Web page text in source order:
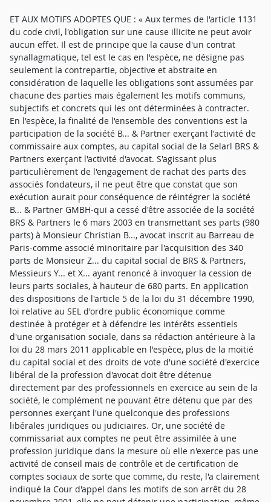
ET AUX MOTIFS ADOPTES QUE : « Aux termes de l'article 1131
du code civil, l'obligation sur une cause illicite ne peut avoir
aucun effet. Il est de principe que la cause d'un contrat
synallagmatique, tel est le cas en l'espèce, ne désigne pas
seulement la contrepartie, objective et abstraite en
considération de laquelle les obligations sont assumées par
chacune des parties mais également les motifs communs,
subjectifs et concrets qui les ont déterminées à contracter.
En l'espèce, la finalité de l'ensemble des conventions est la
participation de la société B... & Partner exerçant l'activité de
commissaire aux comptes, au capital social de la Selarl BRS &
Partners exerçant l'activité d'avocat. S'agissant plus
particulièrement de l'engagement de rachat des parts des
associés fondateurs, il ne peut être que constat que son
exécution aurait pour conséquence de réintégrer la société
B... & Partner GMBH-qui a cessé d'être associée de la société
BRS & Partners le 6 mars 2003 en transmettant ses parts (980
parts) à Monsieur Christian B..., avocat inscrit au Barreau de
Paris-comme associé minoritaire par l'acquisition des 340
parts de Monsieur Z... du capital social de BRS & Partners,
Messieurs Y... et X... ayant renoncé à invoquer la cession de
leurs parts sociales, à hauteur de 680 parts. En application
des dispositions de l'article 5 de la loi du 31 décembre 1990,
loi relative au SEL d'ordre public économique comme
destinée à protéger et à défendre les intérêts essentiels
d'une organisation sociale, dans sa rédaction antérieure à la
loi du 28 mars 2011 applicable en l'espèce, plus de la moitié
du capital social et des droits de vote d'une société d'exercice
libéral de la profession d'avocat doit être détenue
directement par des professionnels en exercice au sein de la
société, le complément ne pouvant être détenu que par des
personnes exerçant l'une quelconque des professions
libérales juridiques ou judiciaires. Or, une société de
commissariat aux comptes ne peut être assimilée à une
profession juridique dans la mesure où elle n'exerce pas une
activité de conseil mais de contrôle et de certification de
comptes sociaux de sorte que comme, du reste, l'a clairement
indiqué la Cour d'appel dans les motifs de son arrêt du 28